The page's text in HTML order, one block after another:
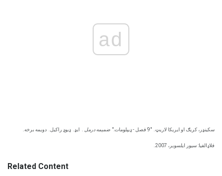
ad
سکینډر، کریګ او ایریکا لاریټ. "9 فصل - ډیپلومات." ضمیمه درمل ایډ. ډیوډ راکیل. دویمه برخه.
فلاډالفیا: سیور ایلسویر، 2007.
Related Content